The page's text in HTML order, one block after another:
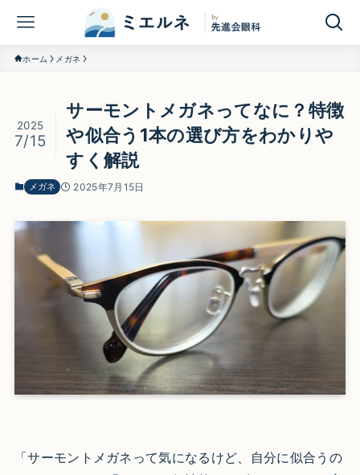
ホーム メガネ
サーモントメガネってなに？特徴
や似合う1本の選び方をわかりや
すく解説
2025
7/15
メガネ 2025年7月15日
「サーモントメガネって気になるけど、自分に似合うの